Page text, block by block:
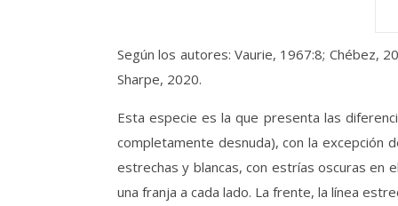
Según los autores: Vaurie, 1967:8; Chébez,
Sharpe, 2020.
Esta especie es la que presenta las
completamente desnuda), con la excepción
estrechas y blancas, con estrías oscuras en
una franja a cada lado. La frente, la línea